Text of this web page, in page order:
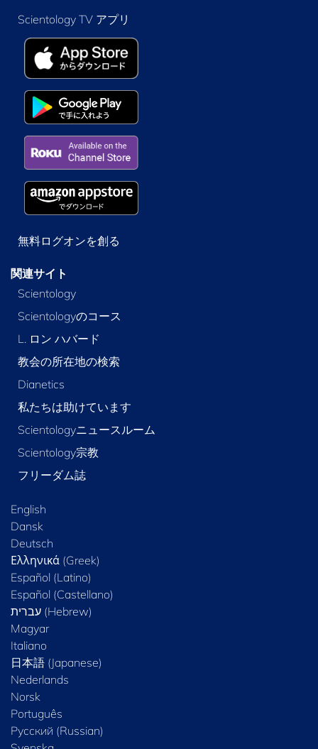
Scientology TV アプリ
無料ログオンを創る
関連サイト
Scientology
Scientologyのコース
L. ロン ハバード
教会の所在地の検索
Dianetics
私たちは助けています
Scientologyニュースルーム
Scientology宗教
フリーダム誌
English
Dansk
Deutsch
Ελληνικά (Greek)
Español (Latino)
Español (Castellano)
Magyar
Italiano
日本語 (Japanese)
Nederlands
Norsk
Português
Русский (Russian)